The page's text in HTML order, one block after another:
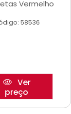
Vermelho
58536
Ver
preço